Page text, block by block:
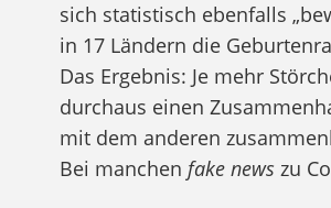
sich statistisch ebenfalls
in 17 Ländern die
Das Ergebnis: Je mehr
durchaus einen
mit dem anderen
Bei manchen fake news zu